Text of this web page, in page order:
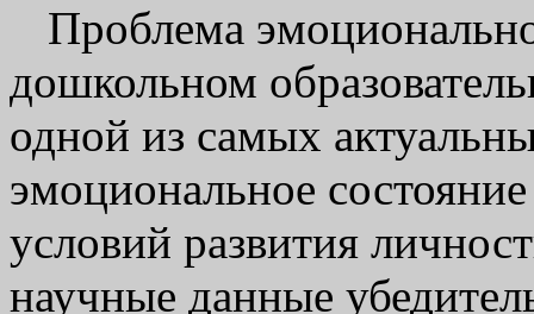
Проблема
дошкольном
одной из самых
эмоциональное
условий развития
научные данные